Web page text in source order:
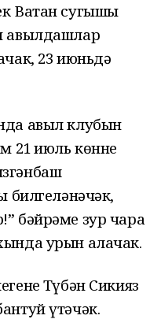
Ватан сугышы
авылдашлар
23 июньдә
авыл клубын
21 июль көнне
билгеләнәчәк,
бәйрәме зур чара
урын алачак.
Түбән Сикияз
үтәчәк.